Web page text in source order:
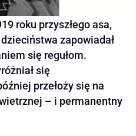
roku przyszłego asa,
zapowiadał
się regułom.
się
przełoży się na
– i permanentny